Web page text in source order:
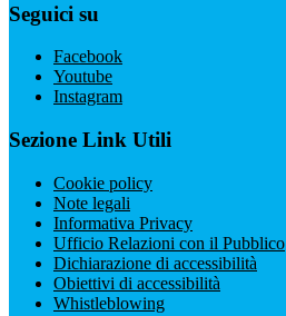
Seguici su
Facebook
Youtube
Instagram
Sezione Link Utili
Cookie policy
Note legali
Informativa Privacy
Ufficio Relazioni con il Pubblico
Dichiarazione di accessibilità
Obiettivi di accessibilità
Whistleblowing